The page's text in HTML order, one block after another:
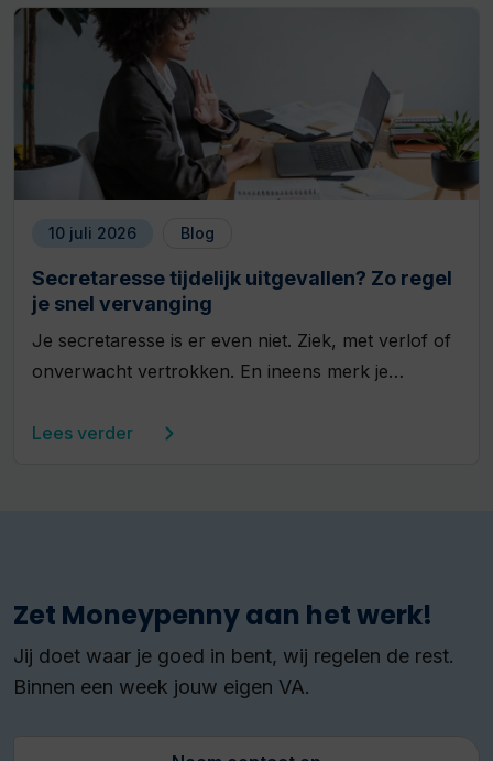
10 juli 2026 Blog
Secretaresse tijdelijk uitgevallen? Zo regel
je snel vervanging
Je secretaresse is er even niet. Ziek, met verlof of
onverwacht vertrokken. En ineens merk je…
Lees verder
Zet Moneypenny aan het werk!
Jij doet waar je goed in bent, wij regelen de rest.
Binnen een week jouw eigen VA.